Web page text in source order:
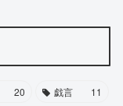
20 戯言
11